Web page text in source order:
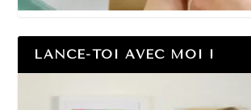
LANCE-TOI AVEC MOI !